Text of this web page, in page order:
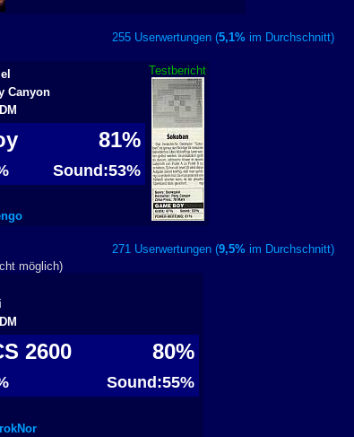
255 Userwertungen (5,1% im
Testbericht
Canyon
81%
Sound:53%
271 Userwertungen (9,5% im
möglich)
2600 80%
Sound:55%